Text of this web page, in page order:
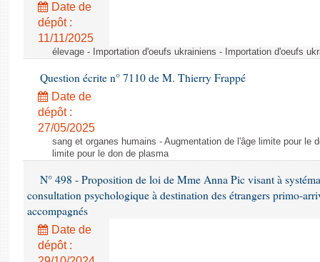
Date de
dépôt :
11/11/2025
élevage - Importation d'oeufs ukrainiens - Importation d'oeufs
Question écrite n° 7110 de M. Thierry Frappé
Date de
dépôt :
27/05/2025
sang et organes humains - Augmentation de l'âge limite pour le
limite pour le don de plasma
N° 498 - Proposition de loi de Mme Anna Pic visant à
consultation psychologique à destination des étrangers primo-
accompagnés
Date de
dépôt :